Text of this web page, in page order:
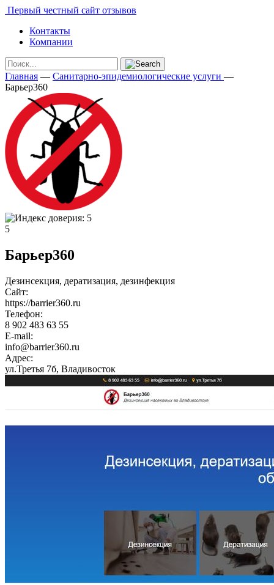
Первый честный сайт отзывов
Контакты
Компании
Главная — Санитарно-эпидемиологические услуги —
Барьер360
5
Барьер360
Дезинсекция, дератизация, дезинфекция
Сайт:
https://barrier360.ru
Телефон:
8 902 483 63 55
E-mail:
info@barrier360.ru
Адрес:
ул.Третья 7б, Владивосток